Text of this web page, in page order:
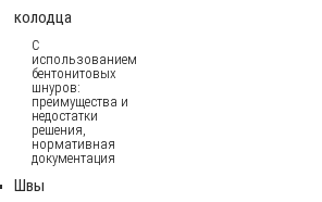
колодца
С
использованием
бентонитовых
шнуров:
преимущества и
недостатки
решения,
нормативная
документация
Швы